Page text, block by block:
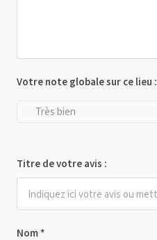
Nom *
Votre note globale sur ce lieu :
Très bien
Titre de votre avis :